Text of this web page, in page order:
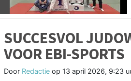
SUCCESVOL
VOOR EBI-SPORTS
Door Redactie op 13 april 2026, 9:23